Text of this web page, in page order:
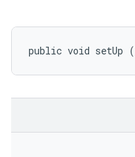
public void setUp (